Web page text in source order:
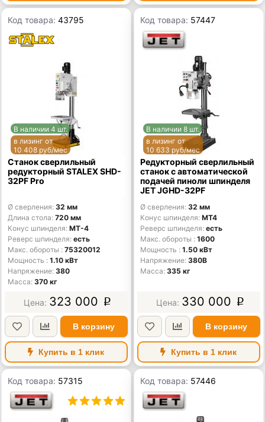
Код товара:43795
В наличии 4 шт.
в лизинг от
10 408 руб/мес
Станок сверлильный
редукторный STALEX SHD-
32PF Pro
Ø сверления 32 мм
Длина стола 720 мм
Конус шпинделя MT-4
Реверс шпинделя есть
Макс. обороты
75320012
Мощность
1.10 кВт
Напряжение 380
Масса 370 кг
323 000 p
В корзину
Купить в 1 клик
Код товара: 57447
В наличии 8 шт.
в лизинг от
10 633 руб/мес
Редукторный сверлильный
станок с автоматической
подачей пиноли шпинделя
JET JGHD-32PF
Ø сверления 32 мм
Конус шпинделя MT4
Реверс шпинделя есть
Макс. обороты
1600
Мощность
1.50 кВт
Напряжение 380В
Масса 335 кг
330 000 p
В корзину
Купить в 1 клик
Код товара: 57315 Код товара: 57446